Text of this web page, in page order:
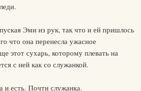
Эми из рук, так что и ей пришлось
что она перенесла ужасное
этот сухарь, которому плевать на
с ней как со служанкой.
и есть. Почти служанка.